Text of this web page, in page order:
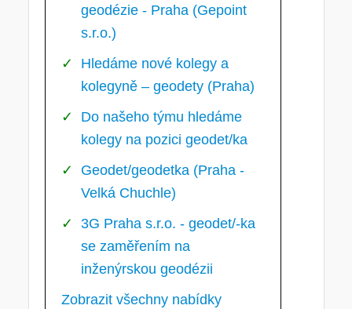
geodézie - Praha (Gepoint
s.r.o.)
Hledáme nové kolegy a
kolegyně – geodety (Praha)
Do našeho týmu hledáme
kolegy na pozici geodet/ka
Geodet/geodetka (Praha -
Velká Chuchle)
3G Praha s.r.o. - geodet/-ka
se zaměřením na
inženýrskou geodézii
Zobrazit všechny nabídky